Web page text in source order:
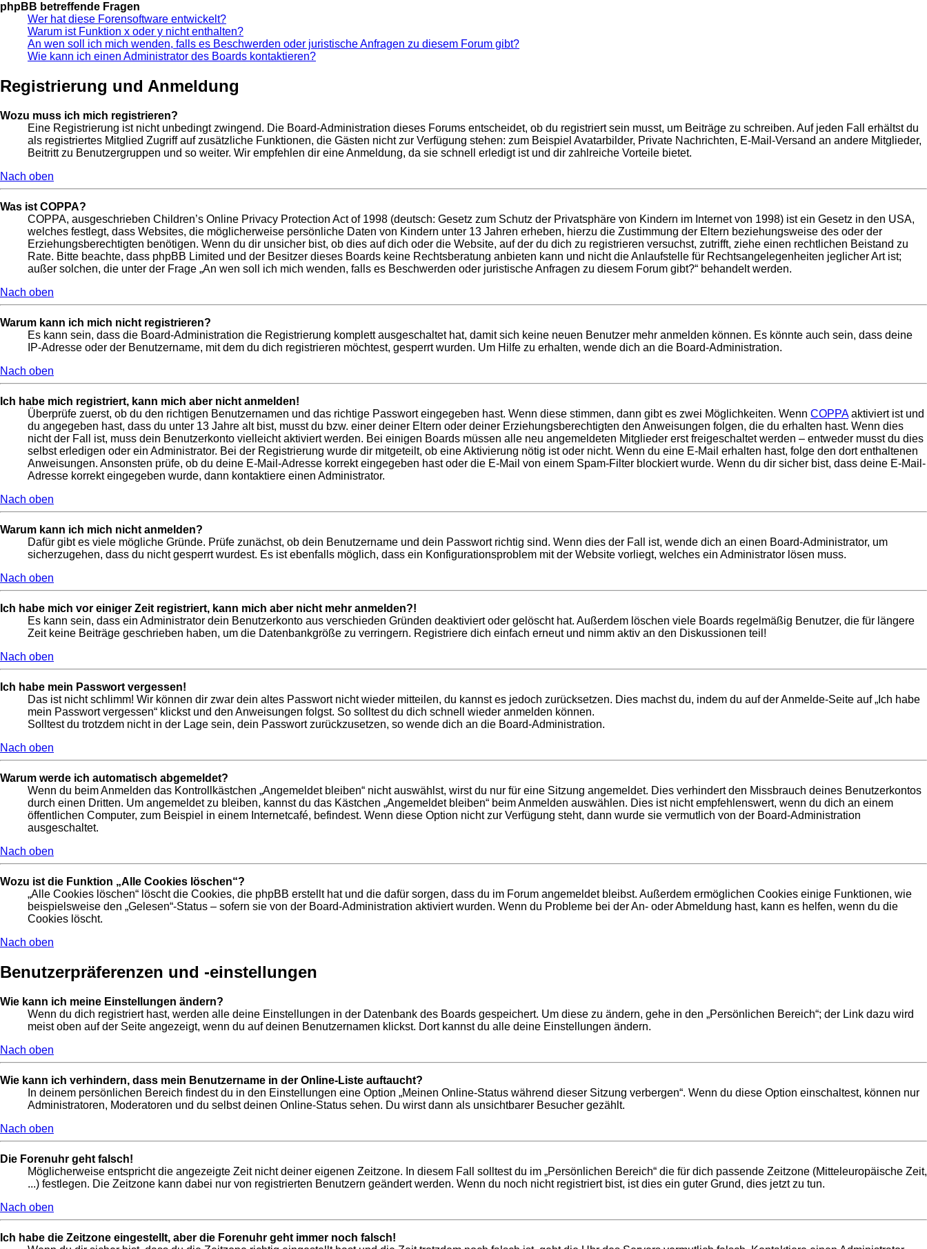
phpBB betreffende Fragen
Wer hat diese Forensoftware entwickelt?
Warum ist Funktion x oder y nicht enthalten?
An wen soll ich mich wenden, falls es Beschwerden oder juristische Anfragen zu diesem Forum gibt?
Wie kann ich einen Administrator des Boards kontaktieren?
Registrierung und Anmeldung
Wozu muss ich mich registrieren?
Eine Registrierung ist nicht unbedingt zwingend. Die Board-Administration dieses Forums entscheidet, ob du registriert sein musst, um Beiträge zu schreiben. Auf jeden Fall erhältst du
als registriertes Mitglied Zugriff auf zusätzliche Funktionen, die Gästen nicht zur Verfügung stehen: zum Beispiel Avatarbilder, Private Nachrichten, E-Mail-Versand an andere Mitglieder,
Beitritt zu Benutzergruppen und so weiter. Wir empfehlen dir eine Anmeldung, da sie schnell erledigt ist und dir zahlreiche Vorteile bietet.
Nach oben
Was ist COPPA?
COPPA, ausgeschrieben Children’s Online Privacy Protection Act of 1998 (deutsch: Gesetz zum Schutz der Privatsphäre von Kindern im Internet von 1998) ist ein Gesetz in den USA,
welches festlegt, dass Websites, die möglicherweise persönliche Daten von Kindern unter 13 Jahren erheben, hierzu die Zustimmung der Eltern beziehungsweise des oder der
Erziehungsberechtigten benötigen. Wenn du dir unsicher bist, ob dies auf dich oder die Website, auf der du dich zu registrieren versuchst, zutrifft, ziehe einen rechtlichen Beistand zu
Rate. Bitte beachte, dass phpBB Limited und der Besitzer dieses Boards keine Rechtsberatung anbieten kann und nicht die Anlaufstelle für Rechtsangelegenheiten jeglicher Art ist;
außer solchen, die unter der Frage „An wen soll ich mich wenden, falls es Beschwerden oder juristische Anfragen zu diesem Forum gibt?“ behandelt werden.
Nach oben
Warum kann ich mich nicht registrieren?
Es kann sein, dass die Board-Administration die Registrierung komplett ausgeschaltet hat, damit sich keine neuen Benutzer mehr anmelden können. Es könnte auch sein, dass deine
IP-Adresse oder der Benutzername, mit dem du dich registrieren möchtest, gesperrt wurden. Um Hilfe zu erhalten, wende dich an die Board-Administration.
Nach oben
Ich habe mich registriert, kann mich aber nicht anmelden!
Überprüfe zuerst, ob du den richtigen Benutzernamen und das richtige Passwort eingegeben hast. Wenn diese stimmen, dann gibt es zwei Möglichkeiten. Wenn COPPAaktiviert ist und
du angegeben hast, dass du unter 13 Jahre alt bist, musst du bzw. einer deiner Eltern oder deiner Erziehungsberechtigten den Anweisungen folgen, die du erhalten hast. Wenn dies
nicht der Fall ist, muss dein Benutzerkonto vielleicht aktiviert werden. Bei einigen Boards müssen alle neu angemeldeten Mitglieder erst freigeschaltet werden – entweder musst du dies
selbst erledigen oder ein Administrator. Bei der Registrierung wurde dir mitgeteilt, ob eine Aktivierung nötig ist oder nicht. Wenn du eine E-Mail erhalten hast, folge den dort enthaltenen
Anweisungen. Ansonsten prüfe, ob du deine E-Mail-Adresse korrekt eingegeben hast oder die E-Mail von einem Spam-Filter blockiert wurde. Wenn du dir sicher bist, dass deine E-Mail-
Adresse korrekt eingegeben wurde, dann kontaktiere einen Administrator.
Nach oben
Warum kann ich mich nicht anmelden?
Dafür gibt es viele mögliche Gründe. Prüfe zunächst, ob dein Benutzername und dein Passwort richtig sind. Wenn dies der Fall ist, wende dich an einen Board-Administrator, um
sicherzugehen, dass du nicht gesperrt wurdest. Es ist ebenfalls möglich, dass ein Konfigurationsproblem mit der Website vorliegt, welches ein Administrator lösen muss.
Nach oben
Ich habe mich vor einiger Zeit registriert, kann mich aber nicht mehr anmelden?!
Es kann sein, dass ein Administrator dein Benutzerkonto aus verschieden Gründen deaktiviert oder gelöscht hat. Außerdem löschen viele Boards regelmäßig Benutzer, die für längere
Zeit keine Beiträge geschrieben haben, um die Datenbankgröße zu verringern. Registriere dich einfach erneut und nimm aktiv an den Diskussionen teil!
Nach oben
Ich habe mein Passwort vergessen!
Das ist nicht schlimm! Wir können dir zwar dein altes Passwort nicht wieder mitteilen, du kannst es jedoch zurücksetzen. Dies machst du, indem du auf der Anmelde-Seite auf „Ich habe
mein Passwort vergessen“ klickst und den Anweisungen folgst. So solltest du dich schnell wieder anmelden können.
Solltest du trotzdem nicht in der Lage sein, dein Passwort zurückzusetzen, so wende dich an die Board-Administration.
Nach oben
Warum werde ich automatisch abgemeldet?
Wenn du beim Anmelden das Kontrollkästchen „Angemeldet bleiben“ nicht auswählst, wirst du nur für eine Sitzung angemeldet. Dies verhindert den Missbrauch deines Benutzerkontos
durch einen Dritten. Um angemeldet zu bleiben, kannst du das Kästchen „Angemeldet bleiben“ beim Anmelden auswählen. Dies ist nicht empfehlenswert, wenn du dich an einem
öffentlichen Computer, zum Beispiel in einem Internetcafé, befindest. Wenn diese Option nicht zur Verfügung steht, dann wurde sie vermutlich von der Board-Administration
ausgeschaltet.
Nach oben
Wozu ist die Funktion „Alle Cookies löschen“?
„Alle Cookies löschen“ löscht die Cookies, die phpBB erstellt hat und die dafür sorgen, dass du im Forum angemeldet bleibst. Außerdem ermöglichen Cookies einige Funktionen, wie
beispielsweise den „Gelesen“-Status – sofern sie von der Board-Administration aktiviert wurden. Wenn du Probleme bei der An- oder Abmeldung hast, kann es helfen, wenn du die
Cookies löscht.
Nach oben
Benutzerpräferenzen und -einstellungen
Wie kann ich meine Einstellungen ändern?
Wenn du dich registriert hast, werden alle deine Einstellungen in der Datenbank des Boards gespeichert. Um diese zu ändern, gehe in den „Persönlichen Bereich“; der Link dazu wird
meist oben auf der Seite angezeigt, wenn du auf deinen Benutzernamen klickst. Dort kannst du alle deine Einstellungen ändern.
Nach oben
Wie kann ich verhindern, dass mein Benutzername in der Online-Liste auftaucht?
In deinem persönlichen Bereich findest du in den Einstellungen eine Option „Meinen Online-Status während dieser Sitzung verbergen“. Wenn du diese Option einschaltest, können nur
Administratoren, Moderatoren und du selbst deinen Online-Status sehen. Du wirst dann als unsichtbarer Besucher gezählt.
Nach oben
Die Forenuhr geht falsch!
Möglicherweise entspricht die angezeigte Zeit nicht deiner eigenen Zeitzone. In diesem Fall solltest du im „Persönlichen Bereich“ die für dich passende Zeitzone (Mitteleuropäische Zeit,
...) festlegen. Die Zeitzone kann dabei nur von registrierten Benutzern geändert werden. Wenn du noch nicht registriert bist, ist dies ein guter Grund, dies jetzt zu tun.
Nach oben
Ich habe die Zeitzone eingestellt, aber die Forenuhr geht immer noch falsch!